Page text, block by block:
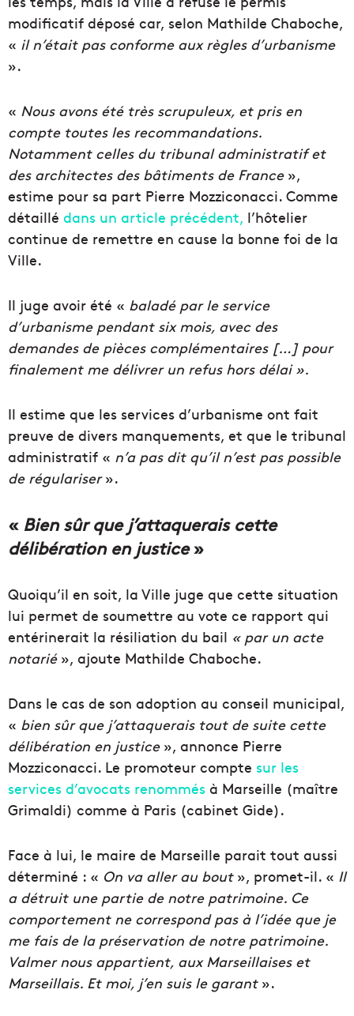
modificatif déposé car, selon Mathilde Chaboche,
« il n’était pas conforme aux règles d’urbanisme
».
« Nous avons été très scrupuleux, et pris en
compte toutes les recommandations.
Notamment celles du tribunal administratif et
des architectes des bâtiments de France»,
estime pour sa part Pierre Mozziconacci. Comme
détaillé dans un article précédent, l’hôtelier
continue de remettre en cause la bonne foi de la
Ville.
Il juge avoir été « baladé par le service
d’urbanisme pendant six mois, avec des
demandes de pièces complémentaires […] pour
finalement me délivrer un refus hors délai ».
Il estime que les services d’urbanisme ont fait
preuve de divers manquements, et que le tribunal
administratif « n’a pas dit qu’il n’est pas possible
de régulariser».
« Bien sûr que j’attaquerais cette
délibération en justice»
Quoiqu’il en soit, la Ville juge que cette situation
lui permet de soumettre au vote ce rapport qui
entérinerait la résiliation du bail « par un acte
notarié», ajoute Mathilde Chaboche.
Dans le cas de son adoption au conseil municipal,
« bien sûr que j’attaquerais tout de suite cette
délibération en justice», annonce Pierre
Mozziconacci. Le promoteur compte sur les
services d’avocats renommés à Marseille (maître
Grimaldi) comme à Paris (cabinet Gide).
Face à lui, le maire de Marseille parait tout aussi
déterminé : « On va aller au bout», promet-il. « Il
a détruit une partie de notre patrimoine. Ce
comportement ne correspond pas à l’idée que je
me fais de la préservation de notre patrimoine.
Valmer nous appartient, aux Marseillaises et
Marseillais. Et moi, j’en suis le garant».